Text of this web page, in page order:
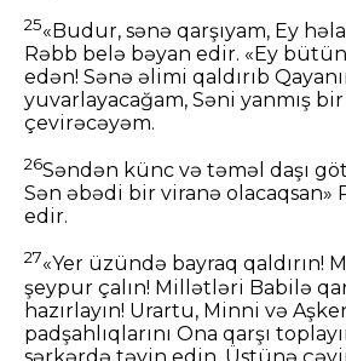
25«Budur, sənə qarşıyam, Ey
Rəbb belə bəyan edir. «Ey
edən! Sənə əlimi qaldırıb
yuvarlayacağam, Səni yanmış
çevirəcəyəm.
26Səndən künc və təməl daşı
Sən əbədi bir viranə olacaqsan»
edir.
27«Yer üzündə bayraq qaldırın!
şeypur çalın! Millətləri Babilə
hazırlayın! Urartu, Minni və
padşahlıqlarını Ona qarşı
sərkərdə təyin edin, Üstünə